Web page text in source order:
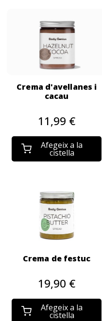
Crema d'avellanes i
cacau
11,99 €
Afegeix a la
cistella
Crema de festuc
19,90 €
Afegeix a la
cistella